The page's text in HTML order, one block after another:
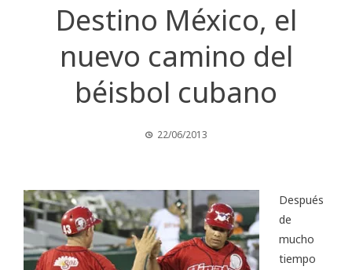
Destino México, el
nuevo camino del
béisbol cubano
22/06/2013
Después
de
mucho
tiempo